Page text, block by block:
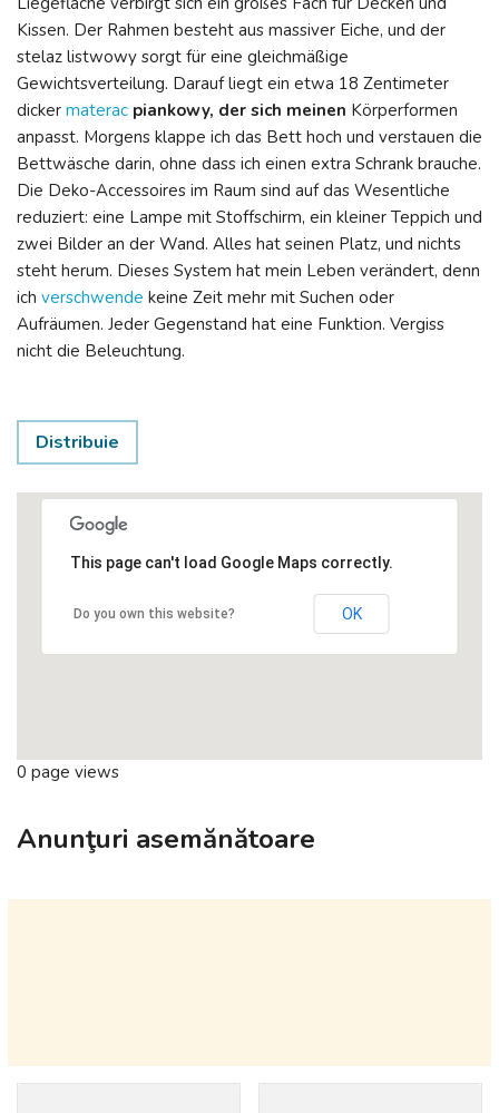
Kissen. Der Rahmen besteht aus massiver Eiche, und der
stelaz listwowy sorgt für eine gleichmäßige
Gewichtsverteilung. Darauf liegt ein etwa 18 Zentimeter
dicker materac piankowy, der sich meinen Körperformen
anpasst. Morgens klappe ich das Bett hoch und verstauen die
Bettwäsche darin, ohne dass ich einen extra Schrank brauche.
Die Deko-Accessoires im Raum sind auf das Wesentliche
reduziert: eine Lampe mit Stoffschirm, ein kleiner Teppich und
zwei Bilder an der Wand. Alles hat seinen Platz, und nichts
steht herum. Dieses System hat mein Leben verändert, denn
ich verschwende keine Zeit mehr mit Suchen oder
Aufräumen. Jeder Gegenstand hat eine Funktion. Vergiss
nicht die Beleuchtung.
Distribuie
This page can't load Google Maps correctly.
Do you own this website? OK
0 page views
Anunţuri asemănătoare